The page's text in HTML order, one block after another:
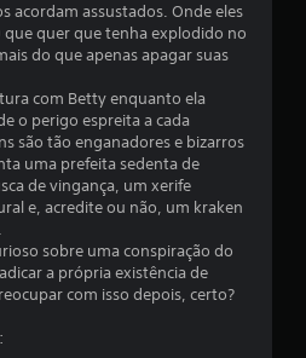
i
c
a
ç
õ
e
s
acordam assustados. Onde eles
que quer que tenha explodido no
do que apenas apagar suas
com Betty enquanto ela
o perigo espreita a cada
são tão enganadores e bizarros
uma prefeita sedenta de
de vingança, um xerife
e, acredite ou não, um kraken
sobre uma conspiração do
a própria existência de
com isso depois, certo?